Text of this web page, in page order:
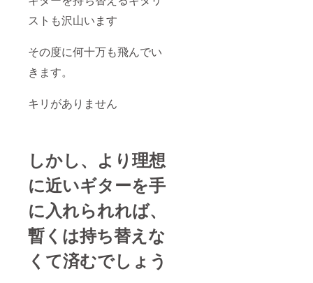
ストも沢山います
その度に何十万も飛んでい
きます。
キリがありません
しかし、より理想
に近いギターを手
に入れられれば、
暫くは持ち替えな
くて済むでしょう